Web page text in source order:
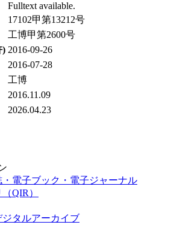
Fulltext available.
17102甲第13212号
工博甲第2600号
) 2016-09-26
2016-07-28
工博
2016.11.09
2026.04.23
・電子ブック・電子ジャーナル
QIR）
タルアーカイブ